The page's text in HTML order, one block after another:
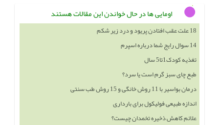
اومایی ها در حال خواندن این مقالات هستند
18 علت عقب افتادن پریود و درد زیر شکم
14 سوال رایج شما درباره اسپرم
تغذیه کودک1تا5 سال
طبع چای سبز گرم است یا سرد؟
درمان بواسیر با 11 روش خانگی و 15 روش طب سنتی
اندازه طبیعی فولیکول برای بارداری
علائم کاهش ذخیره تخمدان چیست؟